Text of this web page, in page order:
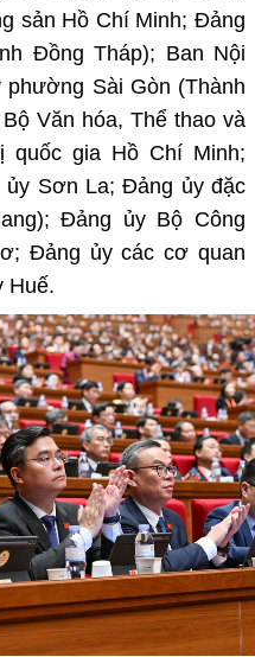
sản Hồ Chí Minh; Đảng
Đồng Tháp); Ban Nội
Sài Gòn (Thành
Văn hóa, Thể thao và
quốc gia Hồ Chí Minh;
Sơn La; Đảng ủy đặc
Đảng ủy Bộ Công
Đảng ủy các cơ quan
Huế.